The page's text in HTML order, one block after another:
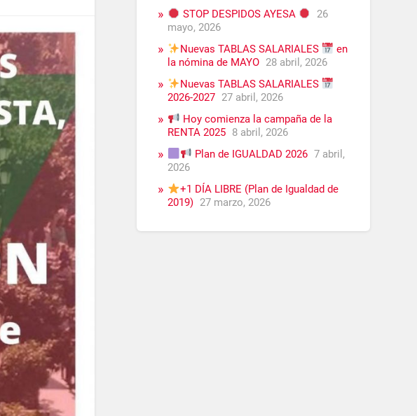
STOP DESPIDOS AYESA
26
mayo, 2026
Nuevas TABLAS SALARIALES
en
la nómina de MAYO 28 abril, 2026
Nuevas TABLAS SALARIALES
2026-2027 27 abril, 2026
Hoy comienza la campaña de la
RENTA 2025 8 abril, 2026
Plan de IGUALDAD 2026 7 abril,
2026
+1 DÍA LIBRE (Plan de Igualdad de
2019) 27 marzo, 2026